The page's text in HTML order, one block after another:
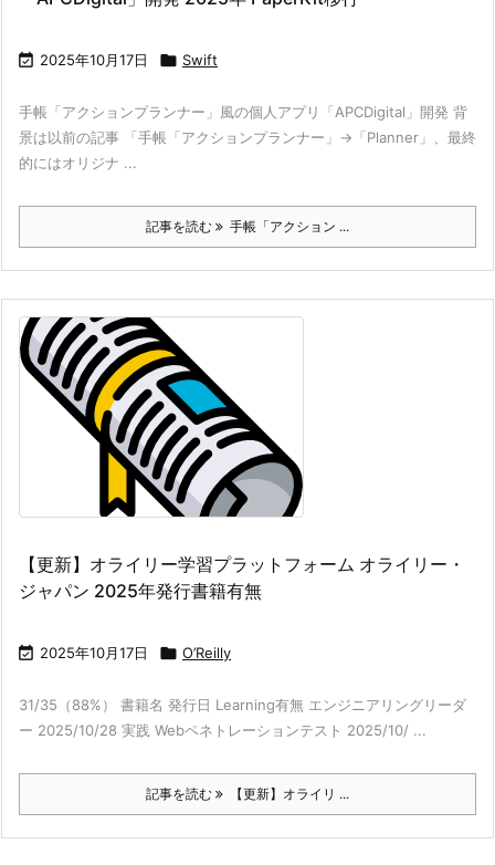
 2025年10月17日  Swift
手帳「アクションプランナー」風の個人アプリ「APCDigital」開発 背
景は以前の記事 「手帳「アクションプランナー」→「Planner」、最終
的にはオリジナ ...
記事を読む 手帳「アクション ...
【更新】オライリー学習プラットフォーム オライリー・
ジャパン 2025年発行書籍有無
 2025年10月17日  O’Reilly
31/35（88%） 書籍名 発行日 Learning有無 エンジニアリングリーダ
ー 2025/10/28 実践 Webペネトレーションテスト 2025/10/ ...
記事を読む 【更新】オライリ ...